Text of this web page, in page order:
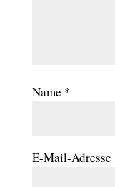
Name *
E-Mail-Adresse